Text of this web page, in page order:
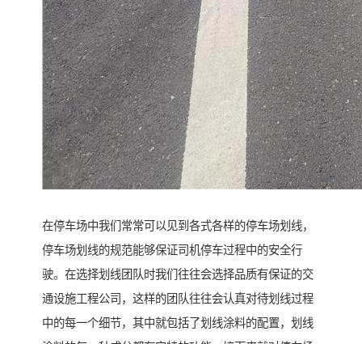
在停车场中我们常常可以见到各式各样的停车场划线，
停车场划线的规范能够保证司机停车过程中的安全行
驶。在选择划线团队时我们往往会选择品质有保证的交
通设施工程公司，这样的团队往往会认真对待划线过程
中的每一个细节，其中就包括了划线涂料的配置，划线